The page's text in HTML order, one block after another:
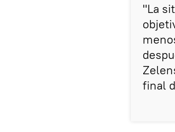
"La
final